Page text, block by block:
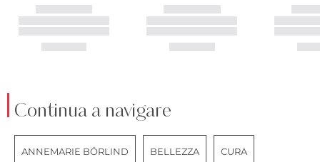
Continua a navigare
ANNEMARIE BÖRLIND BELLEZZA CURA